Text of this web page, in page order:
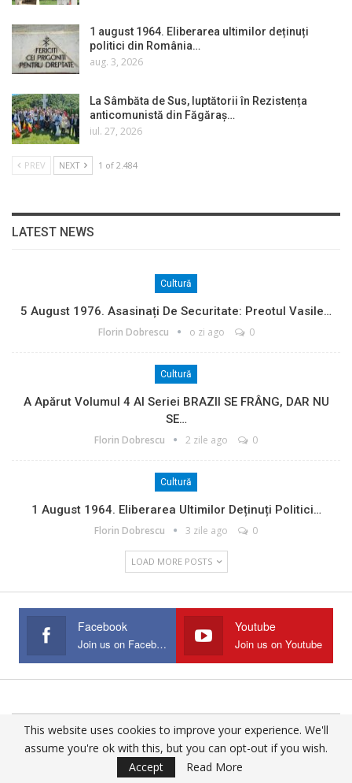
1 august 1964. Eliberarea ultimilor deținuți
politici din România…
aug. 3, 2026
La Sâmbăta de Sus, luptătorii în Rezistența
anticomunistă din Făgăraș…
iul. 27, 2026
PREV NEXT 1 of 2.484
LATEST NEWS
Cultură
5 August 1976. Asasinați De Securitate: Preotul Vasile…
Florin Dobrescu o zi ago 0
Cultură
A Apărut Volumul 4 Al Seriei BRAZII SE FRÂNG, DAR NU
SE…
Florin Dobrescu 2 zile ago 0
Cultură
1 August 1964. Eliberarea Ultimilor Deținuți Politici…
Florin Dobrescu 3 zile ago 0
LOAD MORE POSTS
Facebook
Join us on Facebook
Youtube
Join us on Youtube
© 2025 - All Rights Reserved.
Website Design:
This website uses cookies to improve your experience. We'll
assume you're ok with this, but you can opt-out if you wish.
Accept
Read More